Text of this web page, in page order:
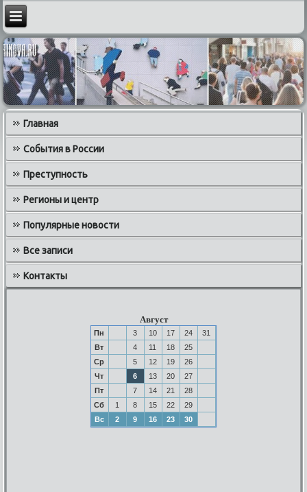
Главная
События в России
Преступность
Регионы и центр
Популярные новости
Все записи
Контакты
Август
Пн 3 10 17 24
31
Вт
4 11 18
25
Ср
5 12 19
26
Чт
6 13 20
27
Пт
7 14 21
28
Сб
1 8 15 22
29
Вс
2 9 16 23 30